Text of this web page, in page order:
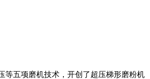
等五项磨机技术，开创了超压梯形磨粉机